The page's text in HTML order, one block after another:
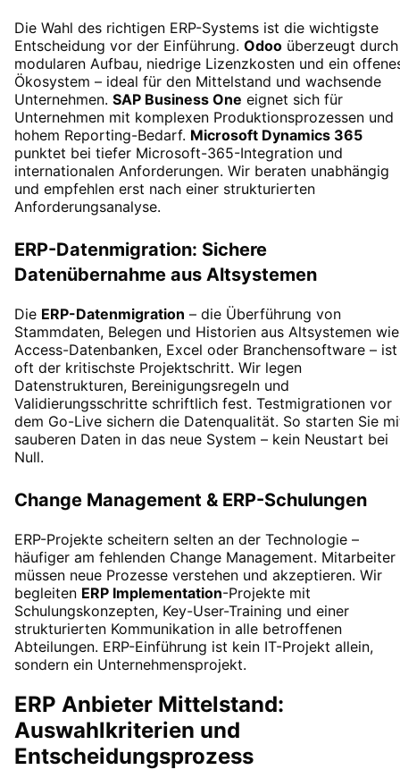
Die Wahl des richtigen ERP-Systems ist die wichtigste
Entscheidung vor der Einführung. Odoo überzeugt durch
modularen Aufbau, niedrige Lizenzkosten und ein
Ökosystem – ideal für den Mittelstand und wachsende
Unternehmen. SAP Business One eignet sich für
Unternehmen mit komplexen Produktionsprozessen und
hohem Reporting-Bedarf. Microsoft Dynamics 365
punktet bei tiefer Microsoft-365-Integration und
internationalen Anforderungen. Wir beraten unabhängig
und empfehlen erst nach einer strukturierten
Anforderungsanalyse.
ERP-Datenmigration: Sichere
Datenübernahme aus Altsystemen
Die ERP-Datenmigration – die Überführung von
Stammdaten, Belegen und Historien aus Altsystemen wie
Access-Datenbanken, Excel oder Branchensoftware – ist
oft der kritischste Projektschritt. Wir legen
Datenstrukturen, Bereinigungsregeln und
Validierungsschritte schriftlich fest. Testmigrationen vor
dem Go-Live sichern die Datenqualität. So starten Sie
sauberen Daten in das neue System – kein Neustart bei
Null.
Change Management & ERP-Schulungen
ERP-Projekte scheitern selten an der Technologie –
häufiger am fehlenden Change Management. Mitarbeiter
müssen neue Prozesse verstehen und akzeptieren. Wir
begleiten ERP Implementation-Projekte mit
Schulungskonzepten, Key-User-Training und einer
strukturierten Kommunikation in alle betroffenen
Abteilungen. ERP-Einführung ist kein IT-Projekt allein,
sondern ein Unternehmensprojekt.
ERP Anbieter Mittelstand:
Auswahlkriterien und
Entscheidungsprozess